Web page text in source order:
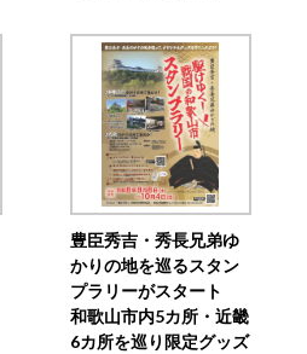
豊臣秀吉・秀長兄弟ゆ
かりの地を巡るスタン
プラリーがスタート
和歌山市内5カ所・近畿
6カ所を巡り限定グッズ